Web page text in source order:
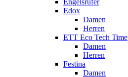
Engelsrufer
Edox
Damen
Herren
ETT Eco Tech Time
Damen
Herren
Festina
Damen